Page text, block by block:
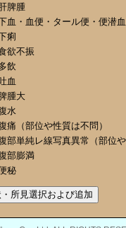
脾腫
血・血便・タール便・便潜
痢
欲不振
飲
血
腫大
水
痛（部位や性質は不問）
部単純レ線写真異常（部位や
部膨満
秘